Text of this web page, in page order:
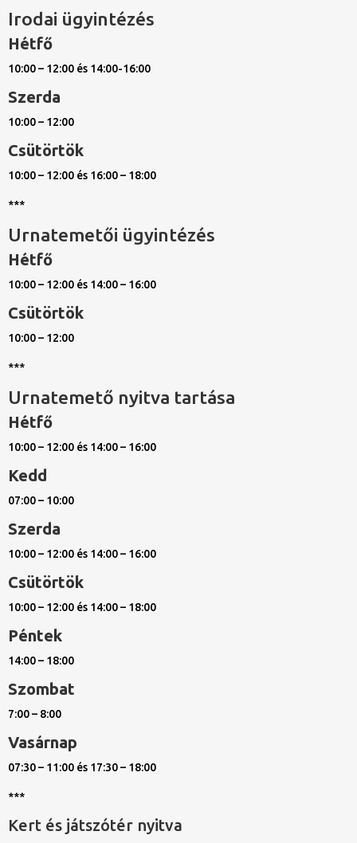
Irodai ügyintézés
Hétfő
10:00 – 12:00 és 14:00-16:00
Szerda
10:00 – 12:00
Csütörtök
10:00 – 12:00 és 16:00 – 18:00
***
Urnatemetői ügyintézés
Hétfő
10:00 – 12:00 és 14:00 – 16:00
Csütörtök
10:00 – 12:00
***
Urnatemető nyitva tartása
Hétfő
10:00 – 12:00 és 14:00 – 16:00
Kedd
07:00 – 10:00
Szerda
10:00 – 12:00 és 14:00 – 16:00
Csütörtök
10:00 – 12:00 és 14:00 – 18:00
Péntek
14:00 – 18:00
Szombat
7:00 – 8:00
Vasárnap
07:30 – 11:00 és 17:30 – 18:00
***
Kert és játszótér nyitva